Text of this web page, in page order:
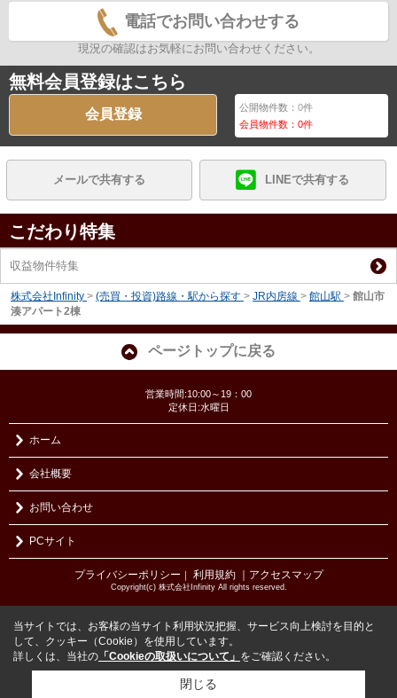
電話でお問い合わせする
現況の確認はお気軽にお問い合わせください。
無料会員登録はこちら
会員登録 公開物件数：0件
会員物件数：0件
メールで共有する LINEで共有する
こだわり特集
収益物件特集
株式会社Infinity > (売買・投資)路線・駅から探す > JR内房線 > 館山駅 > 館山市
湊アパート2棟
ページトップに戻る
営業時間:10:00～19：00
定休日:水曜日
ホーム
会社概要
お問い合わせ
PCサイト
プライバシーポリシー 利用規約 ｜アクセスマップ
Copyright(c) 株式会社Infinity All rights reserved.
当サイトでは、お客様の当サイト利用状況把握、サービス向上検討を目的と
して、クッキー（Cookie）を使用しています。
詳しくは、当社の 「Cookieの取扱いについて」 をご確認ください。
閉じる